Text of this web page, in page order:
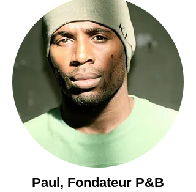
Paul, Fondateur P&B